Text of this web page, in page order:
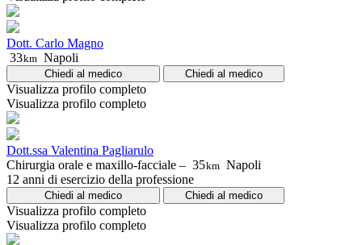
Dott. Carlo Magno
33km Napoli
Chiedi al medico Chiedi al medico
Visualizza profilo completo
Visualizza profilo completo
Dott.ssa Valentina Pagliarulo
Chirurgia orale e maxillo-facciale – 35km Napoli
12 anni di esercizio della professione
Chiedi al medico Chiedi al medico
Visualizza profilo completo
Visualizza profilo completo